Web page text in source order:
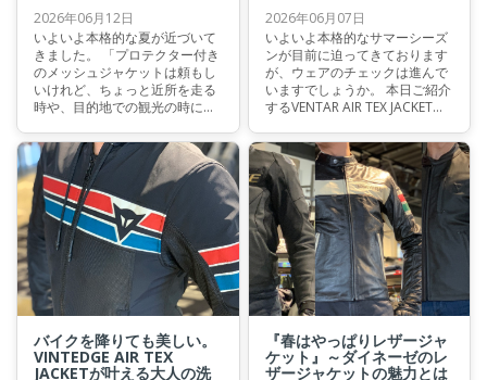
2026年06月12日
いよいよ本格的な夏が近づいて
きました。 「プロテクター付き
のメッシュジャケットは頼もし
いけれど、ちょっと近所を走る
時や、目的地での観光の時には
そんなお悩みを抱えているライ
ダーはいらっしゃいませんか？
本日は、そんな方にこそ袖を通
していただきたい、今シーズン
大注目の新作アーバンメッシュ
ジャケットをご紹介いたしま
す！
2026年06月07日
いよいよ本格的なサマーシーズ
ンが目前に迫ってきております
が、ウェアのチェックは進んで
いますでしょうか。 本日ご紹介
するVENTAR AIR TEX JACKET
れたアグレッシブなシルエット
を高い次元で融合させた一着。
真夏の厳しい暑さをスマートに
いなしつつ、走りのパフォーマ
ンスも追求し続けたい。そんな
欲張りな大人ライダーにこそ袖
を通してほしい、最新のメッシ
ュジャケットをご紹介いたしま
す。
バイクを降りても美しい。
VINTEDGE AIR TEX
JACKETが叶える大人の洗
『春はやっぱりレザージャ
ケット』～ダイネーゼのレ
ザージャケットの魅力とは